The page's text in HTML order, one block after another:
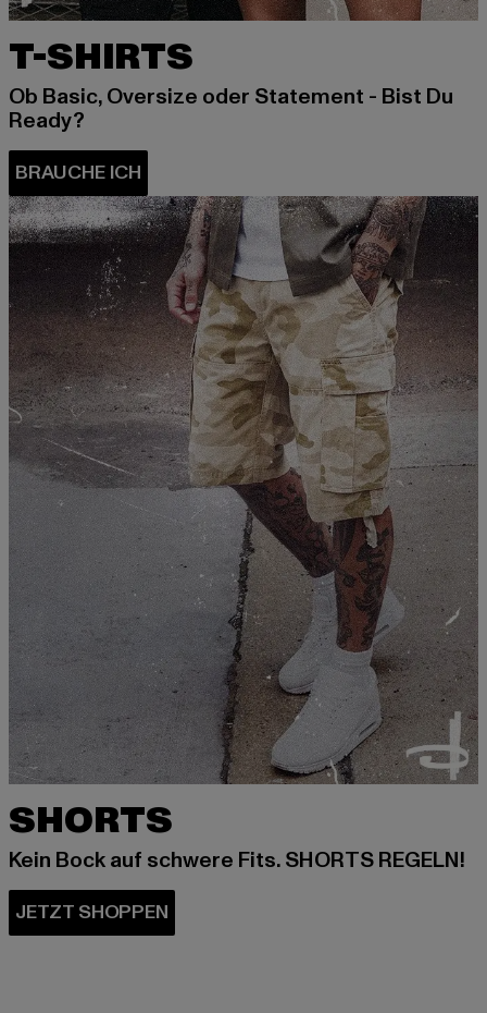
T-SHIRTS
Ob Basic, Oversize oder Statement - Bist Du
Ready?
SHORTS
Kein Bock auf schwere Fits. SHORTS REGELN!